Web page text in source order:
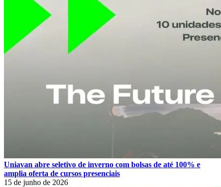
Uniavan abre seletivo de inverno com bolsas de até 100% e
amplia oferta de cursos presenciais
15 de junho de 2026